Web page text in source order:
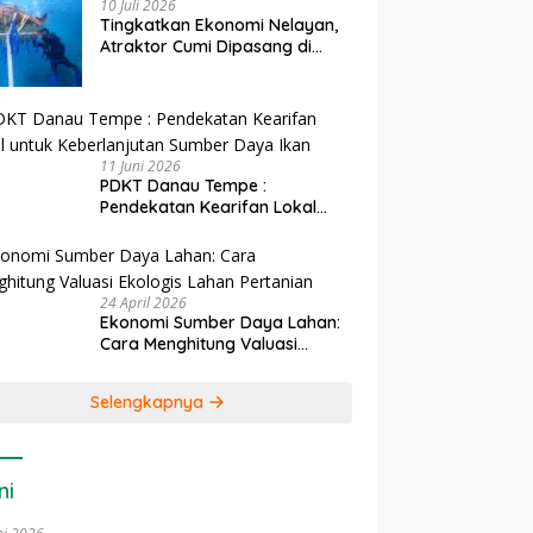
10 Juli 2026
Tingkatkan Ekonomi Nelayan,
Atraktor Cumi Dipasang di
11 Juni 2026
PDKT Danau Tempe :
Pendekatan Kearifan Lokal
Daya Ikan
24 April 2026
Ekonomi Sumber Daya Lahan:
Cara Menghitung Valuasi
Selengkapnya